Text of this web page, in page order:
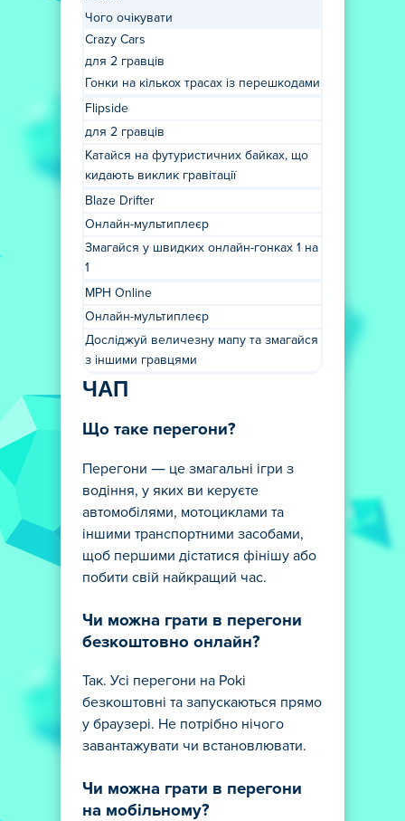
Чого очікувати
Crazy Cars
для 2 гравців
Гонки на кількох трасах із перешкодами
Flipside
для 2 гравців
Катайся на футуристичних байках, що
кидають виклик гравітації
Blaze Drifter
Онлайн-мультиплеєр
Змагайся у швидких онлайн-гонках 1 на
1
MPH Online
Онлайн-мультиплеєр
Досліджуй величезну мапу та змагайся
з іншими гравцями
ЧАП
Що таке перегони?
Перегони — це змагальні ігри з
водіння, у яких ви керуєте
автомобілями, мотоциклами та
іншими транспортними засобами,
щоб першими дістатися фінішу або
побити свій найкращий час.
Чи можна грати в перегони
безкоштовно онлайн?
Так. Усі перегони на Poki
безкоштовні та запускаються прямо
у браузері. Не потрібно нічого
завантажувати чи встановлювати.
Чи можна грати в перегони
на мобільному?